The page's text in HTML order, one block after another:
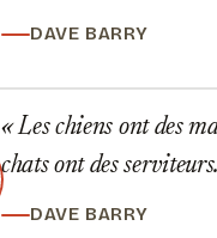
DAVE BARRY
Les chiens ont des
chats ont des serviteurs.
DAVE BARRY